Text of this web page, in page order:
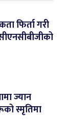
फिर्ता गरी
सीएनसीबीजीको
ज्यान
स्मृतिमा